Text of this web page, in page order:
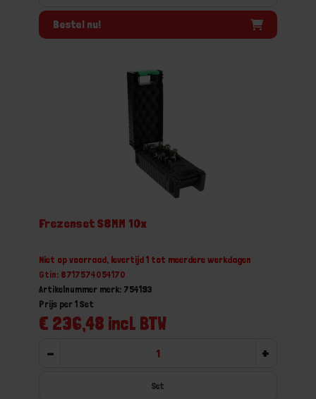
Bestel nu!
Frezenset S8MM 10x
Niet op voorraad, levertijd 1 tot meerdere werkdagen
Gtin: 8717574054170
Artikelnummer merk: 754193
€ 236,48 incl. BTW
Prijs per 1 Set
- +
Set